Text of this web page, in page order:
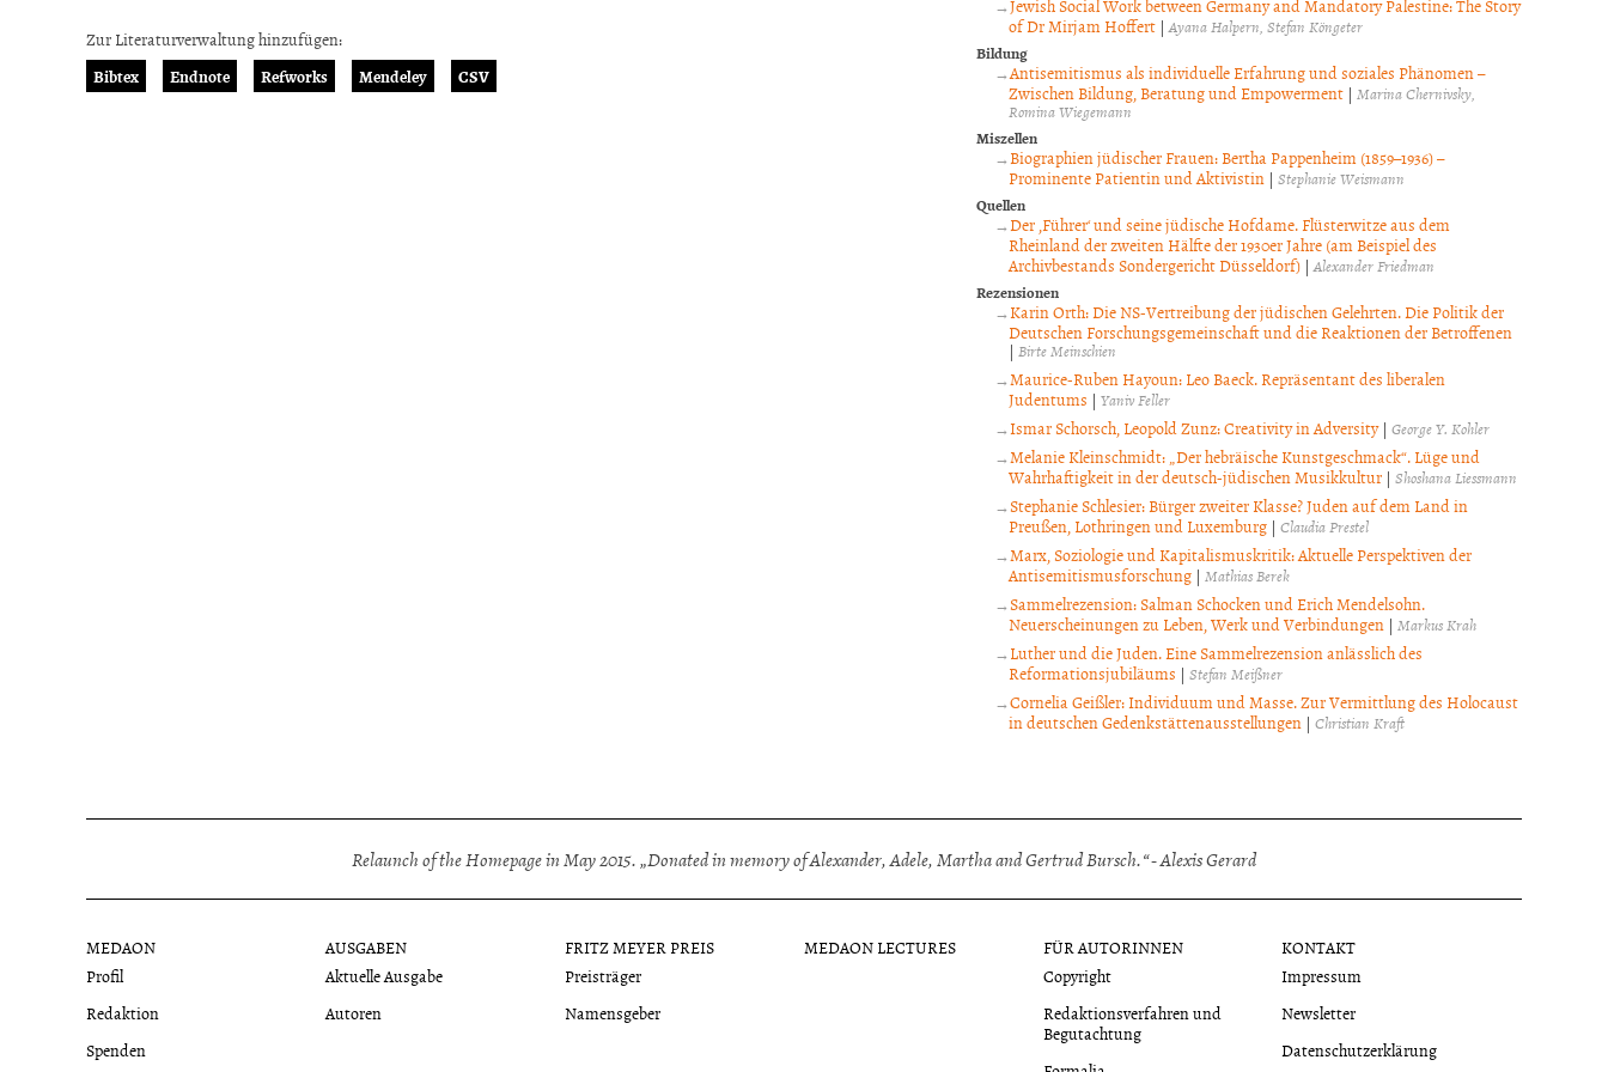
Zur Literaturverwaltung hinzufügen:
Bibtex
Endnote Refworks Mendeley CSV
of Dr Mirjam Hoffert|Ayana Halpern Stefan Köngeter
Bildung
Antisemitismus als individuelle Erfahrung und soziales Phänomen –
Zwischen Bildung, Beratung und Empowerment| Marina Chernivsky
Romina Wiegemann
Miszellen
Biographien jüdischer Frauen: Bertha Pappenheim (1859–1936) –
Prominente Patientin und Aktivistin| Stephanie Weismann
Quellen
Der ,Führer‘ und seine jüdische Hofdame. Flüsterwitze aus dem
Rheinland der zweiten Hälfte der 1930er Jahre (am Beispiel des
Archivbestands Sondergericht Düsseldorf)|Alexander Friedman
Rezensionen
Karin Orth: Die NS-Vertreibung der jüdischen Gelehrten. Die Politik der
Deutschen Forschungsgemeinschaft und die Reaktionen der Betroffenen
| Birte Meinschien
Maurice-Ruben Hayoun: Leo Baeck. Repräsentant des liberalen
Judentums | Yaniv Feller
Ismar Schorsch, Leopold Zunz: Creativity in Adversity|George Y. Kohler
Melanie Kleinschmidt: „Der hebräische Kunstgeschmack“. Lüge und
Wahrhaftigkeit in der deutsch-jüdischen Musikkultur| Shoshana Liessmann
Stephanie Schlesier: Bürger zweiter Klasse? Juden auf dem Land in
Preußen, Lothringen und Luxemburg| Claudia Prestel
Marx, Soziologie und Kapitalismuskritik: Aktuelle Perspektiven der
Antisemitismusforschung| Mathias Berek
Sammelrezension: Salman Schocken und Erich Mendelsohn.
Neuerscheinungen zu Leben, Werk und Verbindungen| Markus Krah
Luther und die Juden. Eine Sammelrezension anlässlich des
Reformationsjubiläums | Stefan Meißner
Cornelia Geißler: Individuum und Masse. Zur Vermittlung des Holocaust
in deutschen Gedenkstättenausstellungen| Christian Kraft
Relaunch of the Homepage in May 2015. „Donated in memory of Alexander, Adele, Martha and Gertrud Bursch.“ - Alexis Gerard
MEDAON
Profil
Redaktion
Spenden
AUSGABEN
Aktuelle Ausgabe
Autoren
FRITZ MEYER PREIS
Preisträger
Namensgeber
MEDAON LECTURES
FÜR AUTORINNEN
Copyright
Redaktionsverfahren und
Begutachtung
KONTAKT
Impressum
Newsletter
Datenschutzerklärung